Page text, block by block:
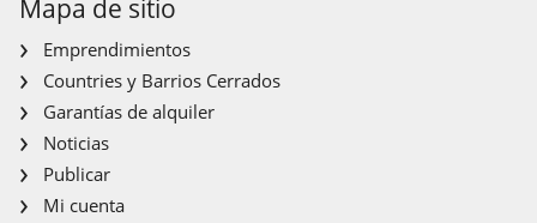
Mapa de sitio
Emprendimientos
Countries y Barrios Cerrados
Garantías de alquiler
Noticias
Publicar
Mi cuenta